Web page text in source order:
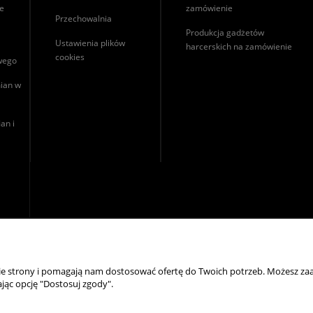
w
i
Przechowalnia
Ustawienia plików
cookies
zamówienie
Produkcja gadżetów
harcerskich na zamówienie
strony i pomagają nam dostosować ofertę do Twoich potrzeb. Możesz
opcję "Dostosuj zgody".